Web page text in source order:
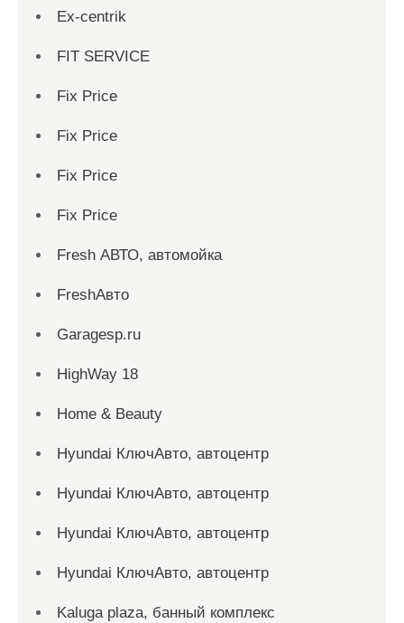
Ex-centrik
FIT SERVICE
Fix Price
Fix Price
Fix Price
Fix Price
Fresh АВТО, автомойка
FreshАвто
Garagesp.ru
HighWay 18
Home & Beauty
Hyundai КлючАвто, автоцентр
Hyundai КлючАвто, автоцентр
Hyundai КлючАвто, автоцентр
Hyundai КлючАвто, автоцентр
Kaluga plaza, банный комплекс